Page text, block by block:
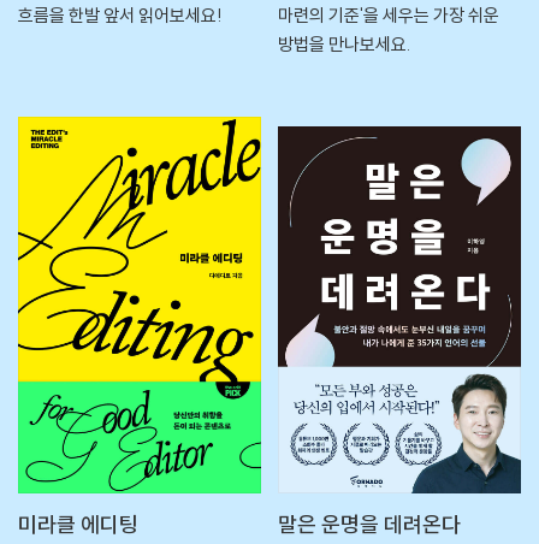
흐름을 한발 앞서 읽어보세요!
마련의 기준'을 세우는 가장 쉬운
방법을 만나보세요.
미라클 에디팅 말은 운명을 데려온다